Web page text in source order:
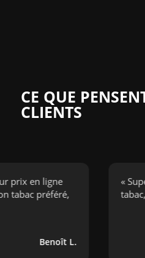
CE QUE
CLIENTS
en ligne
préféré,
Benoît L.
« Super
tabac,